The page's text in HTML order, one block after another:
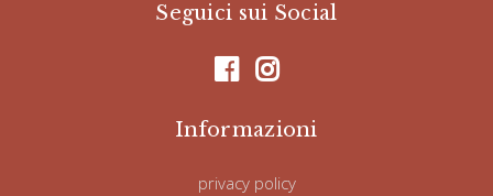
Seguici sui Social
Informazioni
privacy policy